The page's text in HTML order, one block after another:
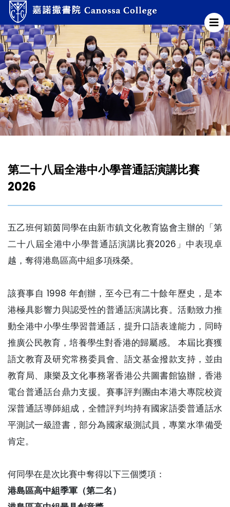
第二十八屆全港中小學普通話演講比賽
2026
五乙班何穎茵同學在由新市鎮文化教育協會主辦的「第
二十八屆全港中小學普通話演講比賽2026」中表現卓
越，奪得港島區高中組多項殊榮。
該賽事自 1998 年創辦，至今已有二十餘年歷史，是本
港極具影響力與認受性的普通話演講比賽。活動致力推
動全港中小學生學習普通話，提升口語表達能力，同時
推廣公民教育，培養學生對香港的歸屬感。 本屆比賽獲
語文教育及研究常務委員會、語文基金撥款支持，並由
教育局、康樂及文化事務署香港公共圖書館協辦，香港
電台普通話台鼎力支援。賽事評判團由本港大專院校資
深普通話導師組成，全體評判均持有國家語委普通話水
平測試一級證書，部分為國家級測試員，專業水準備受
肯定。
何同學在是次比賽中奪得以下三個獎項：
港島區高中組季軍（第二名）